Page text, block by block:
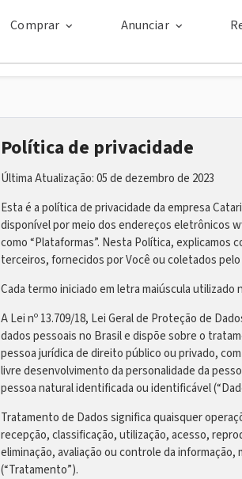
Comprar Anunciar
Política de privacidade
Última Atualização: 05 de dezembro de 2023
Esta é a política de privacidade da empresa
disponível por meio dos endereços eletrônicos
como “Plataformas”. Nesta Política, explicamos
terceiros, fornecidos por Você ou coletados
Cada termo iniciado em letra maiúscula
A Lei nº 13.709/18, Lei Geral de Proteção de
dados pessoais no Brasil e dispõe sobre o
pessoa jurídica de direito público ou privado,
livre desenvolvimento da personalidade da
pessoa natural identificada ou identificável
Tratamento de Dados significa quaisquer
recepção, classificação, utilização, acesso,
eliminação, avaliação ou controle da
(“Tratamento”).